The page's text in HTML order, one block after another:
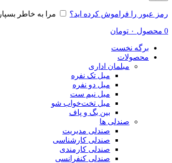
رمز عبور را فراموش کرده اید؟ مرا به خاطر بسپار
0 محصول ۰ تومان
برگه نخست
محصولات
مبلمان اداری
مبل تک نفره
مبل دو نفره
مبل نیم ست
مبل تخت‌خواب شو
بین بگ و پاف
صندلی ها
صندلی مدیریت
صندلی کارشناسی
صندلی کارمندی
صندلی کنفرانسی